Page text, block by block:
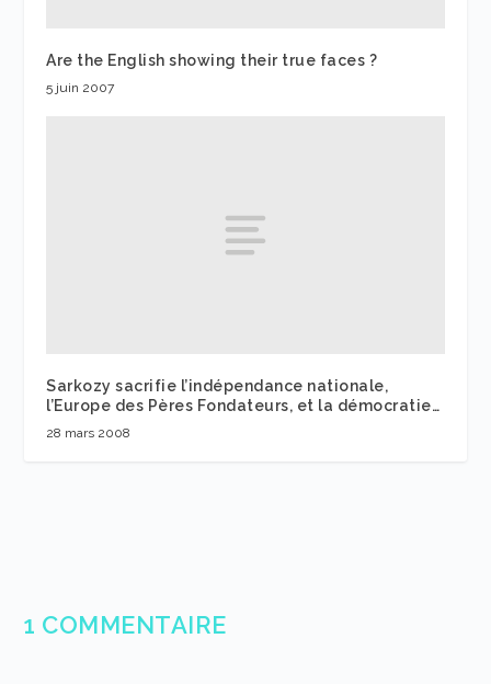
Are the English showing their true faces ?
5 juin 2007
Sarkozy sacrifie l’indépendance nationale,
l’Europe des Pères Fondateurs, et la démocratie…
28 mars 2008
1 COMMENTAIRE